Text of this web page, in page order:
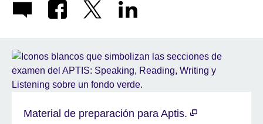
Material de preparación para Aptis.